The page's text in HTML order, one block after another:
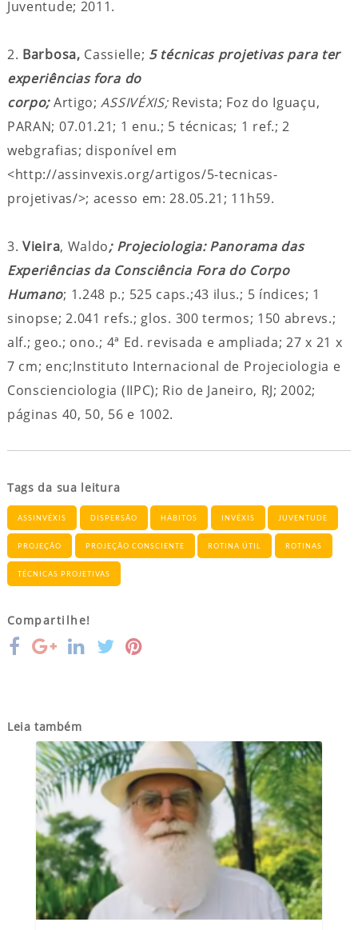
Juventude; 2011.
2. Barbosa, Cassielle; 5 técnicas projetivas para ter
experiências fora do
corpo;Artigo;ASSIVÉXIS;Revista; Foz do Iguaçu,
PARAN; 07.01.21; 1 enu.; 5 técnicas; 1 ref.; 2
webgrafias; disponível em
<http://assinvexis.org/artigos/5-tecnicas-
projetivas/>; acesso em: 28.05.21; 11h59.
3.Vieira, Waldo; Projeciologia: Panorama das
Experiências da Consciência Fora do Corpo
Humano; 1.248 p.; 525 caps.;43 ilus.; 5 índices; 1
sinopse; 2.041 refs.; glos. 300 termos; 150 abrevs.;
alf.; geo.; ono.; 4ª Ed. revisada e ampliada; 27 x 21 x
7 cm; enc;Instituto Internacional de Projeciologia e
Conscienciologia (IIPC); Rio de Janeiro, RJ; 2002;
páginas 40, 50, 56 e 1002.
Tags da sua leitura
ASSINVÉXIS DISPERSÃO HÁBITOS INVÉXIS JUVENTUDE
PROJEÇÃO PROJEÇÃO CONSCIENTE ROTINA ÚTIL ROTINAS
TÉCNICAS PROJETIVAS
Compartilhe!
Leia também